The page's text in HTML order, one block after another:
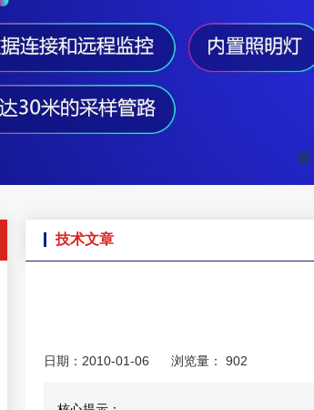
技术文章
日期：2010-01-06 浏览量： 902